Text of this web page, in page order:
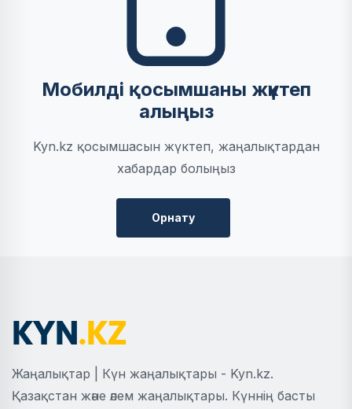
Мобилді қосымшаны жүктеп
алыңыз
Kyn.kz қосымшасын жүктеп, жаңалықтардан
хабардар болыңыз
Орнату
Жаңалықтар | Күн жаңалықтары - Kyn.kz.
Қазақстан және әлем жаңалықтары. Күннің басты